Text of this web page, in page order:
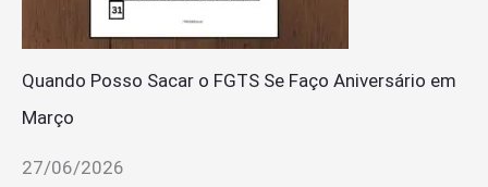
Quando Posso Sacar o FGTS Se Faço Aniversário em
Março
27/06/2026